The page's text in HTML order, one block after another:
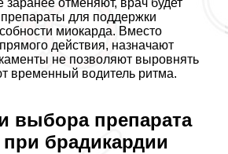
заранее отменяют, врач будет
для поддержки
миокарда. Вместо
действия, назначают
не позволяют выровнять
временный водитель ритма.
выбора препарата
брадикардии